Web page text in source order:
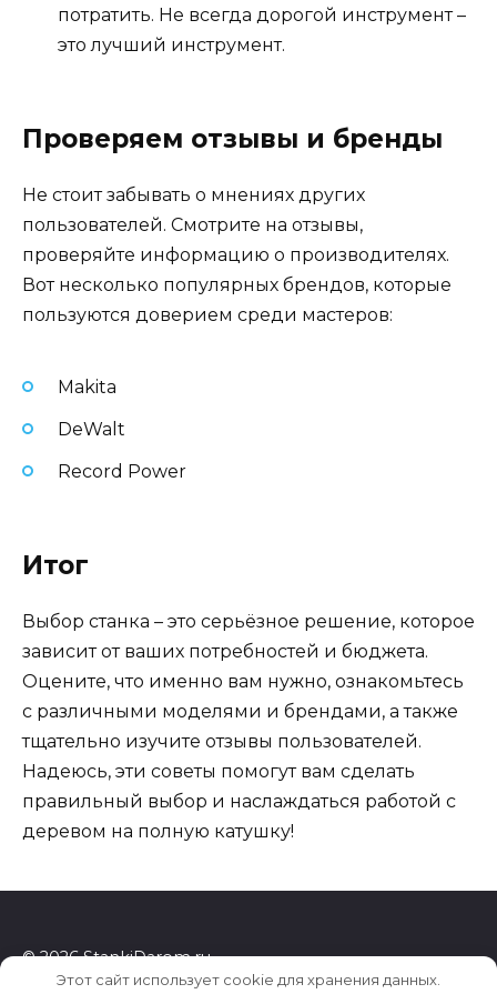
потратить. Не всегда дорогой инструмент –
это лучший инструмент.
Проверяем отзывы и бренды
Не стоит забывать о мнениях других
пользователей. Смотрите на отзывы,
проверяйте информацию о производителях.
Вот несколько популярных брендов, которые
пользуются доверием среди мастеров:
Makita
DeWalt
Record Power
Итог
Выбор станка – это серьёзное решение, которое
зависит от ваших потребностей и бюджета.
Оцените, что именно вам нужно, ознакомьтесь
с различными моделями и брендами, а также
тщательно изучите отзывы пользователей.
Надеюсь, эти советы помогут вам сделать
правильный выбор и наслаждаться работой с
деревом на полную катушку!
© 2026 StankiDarom.ru
Этот сайт использует cookie для хранения данных.